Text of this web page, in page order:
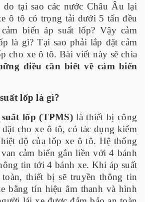
tại sao các nước Châu Âu lại
ô tô có trọng tải dưới 5 tấn đều
biến áp suất lốp? Vậy cảm
là gì? Tại sao phải lắp đặt cảm
cho xe ô tô. Bài viết này sẽ chia
điều cần biết về cảm biến
lốp là gì?
lốp (TPMS)là thiết bị công
cho xe ô tô, có tác dụng kiểm
độ của lốp xe ô tô. Hệ thống
cảm biến gắn liền với 4 bánh
tin tới 4 bánh xe. Khi áp suất
thiết bị sẽ truyền thông tin
bằng tín hiệu âm thanh và hình